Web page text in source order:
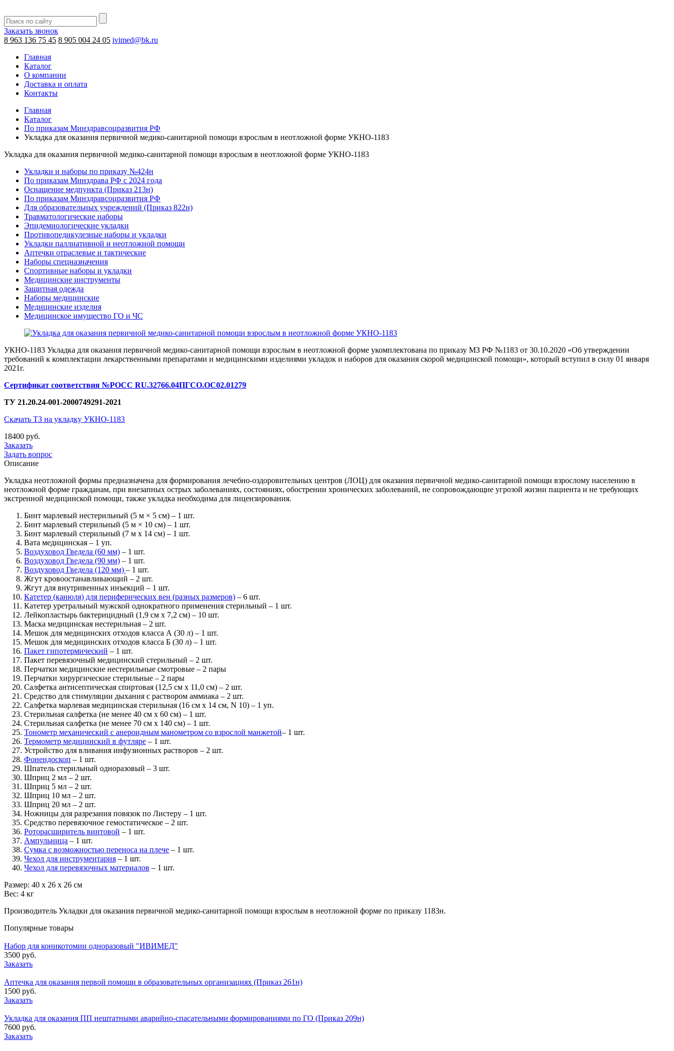
Заказать звонок
8 963 136 75 45 8 905 004 24 05 ivimed@bk.ru
Главная
Каталог
О компании
Доставка и оплата
Контакты
Главная
Каталог
По приказам Минздравсоцразвития РФ
Укладка для оказания первичной медико-санитарной помощи взрослым в неотложной форме УКНО-1183
Укладка для оказания первичной медико-санитарной помощи взрослым в неотложной форме УКНО-1183
Укладки и наборы по приказу №424н
По приказам Минздрава РФ с 2024 года
Оснащение медпункта (Приказ 213н)
По приказам Минздравсоцразвития РФ
Для образовательных учреждений (Приказ 822н)
Травматологические наборы
Эпидемиологические укладки
Противопедикулезные наборы и укладки
Укладки паллиативной и неотложной помощи
Аптечки отраслевые и тактические
Наборы спецназначения
Спортивные наборы и укладки
Медицинские инструменты
Защитная одежда
Наборы медицинские
Медицинские изделия
Медицинское имущество ГО и ЧС
УКНО-1183 Укладка для оказания первичной медико-санитарной помощи взрослым в неотложной форме укомплектована по приказу МЗ РФ №1183 от 30.10.2020 «Об утверждении
требований к комплектации лекарственными препаратами и медицинскими изделиями укладок и наборов для оказания скорой медицинской помощи», который вступил в силу 01 января
2021г.
Сертификат соответствия №РОСС RU.32766.04ПГСО.ОС02.01279
ТУ 21.20.24-001-2000749291-2021
Скачать ТЗ на укладку УКНО-1183
18400 руб.
Заказать
Задать вопрос
Описание
Укладка неотложной формы предназначена для формирования лечебно-оздоровительных центров (ЛОЦ) для оказания первичной медико-санитарной помощи взрослому населению в
неотложной форме гражданам, при внезапных острых заболеваниях, состояниях, обострении хронических заболеваний, не сопровождающие угрозой жизни пациента и не требующих
экстренной медицинской помощи, также укладка необходима для лицензирования.
Бинт марлевый нестерильный (5 м × 5 см) – 1 шт.
Бинт марлевый стерильный (5 м × 10 см) – 1 шт.
Бинт марлевый стерильный (7 м x 14 см) – 1 шт.
Вата медицинская – 1 уп.
Воздуховод Гведела (60 мм) – 1 шт.
Воздуховод Гведела (90 мм) – 1 шт.
Воздуховод Гведела (120 мм) – 1 шт.
Жгут кровоостанавливающий – 2 шт.
Жгут для внутривенных инъекций – 1 шт.
Катетер (канюля) для периферических вен (разных размеров) – 6 шт.
Катетер уретральный мужской однократного применения стерильный – 1 шт.
Лейкопластырь бактерицидный (1,9 см x 7,2 см) – 10 шт.
Маска медицинская нестерильная – 2 шт.
Мешок для медицинских отходов класса А (30 л) – 1 шт.
Мешок для медицинских отходов класса Б (30 л) – 1 шт.
Пакет гипотермический – 1 шт.
Пакет перевязочный медицинский стерильный – 2 шт.
Перчатки медицинские нестерильные смотровые – 2 пары
Перчатки хирургические стерильные – 2 пары
Салфетка антисептическая спиртовая (12,5 см x 11,0 см) – 2 шт.
Средство для стимуляции дыхания с раствором аммиака – 2 шт.
Салфетка марлевая медицинская стерильная (16 см x 14 см, N 10) – 1 уп.
Стерильная салфетка (не менее 40 см x 60 см) – 1 шт.
Стерильная салфетка (не менее 70 см x 140 см) – 1 шт.
Тонометр механический с анероидным манометром со взрослой манжетой– 1 шт.
Термометр медицинский в футляре – 1 шт.
Устройство для вливания инфузионных растворов – 2 шт.
Фонендоскоп – 1 шт.
Шпатель стерильный одноразовый – 3 шт.
Шприц 2 мл – 2 шт.
Шприц 5 мл – 2 шт.
Шприц 10 мл – 2 шт.
Шприц 20 мл – 2 шт.
Ножницы для разрезания повязок по Листеру – 1 шт.
Средство перевязочное гемостатическое – 2 шт.
Роторасширитель винтовой – 1 шт.
Ампульница – 1 шт.
Сумка с возможностью переноса на плече – 1 шт.
Чехол для инструментария – 1 шт.
Чехол для перевязочных материалов – 1 шт.
Размер: 40 х 26 х 26 см
Вес: 4 кг
Производитель Укладки для оказания первичной медико-санитарной помощи взрослым в неотложной форме по приказу 1183н.
Популярные товары
Набор для коникотомии одноразовый "ИВИМЕД"
3500 руб.
Заказать
Аптечка для оказания первой помощи в образовательных организациях (Приказ 261н)
1500 руб.
Заказать
Укладка для оказания ПП нештатными аварийно-спасательными формированиями по ГО (Приказ 209н)
7600 руб.
Заказать